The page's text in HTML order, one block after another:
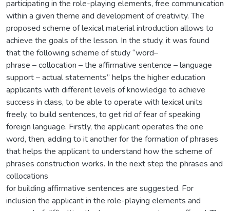
participating in the role-playing elements, free communication
within a given theme and development of creativity. The
proposed scheme of lexical material introduction allows to
achieve the goals of the lesson. In the study, it was found
that the following scheme of study “word–
phrase – collocation – the affirmative sentence – language
support – actual statements” helps the higher education
applicants with different levels of knowledge to achieve
success in class, to be able to operate with lexical units
freely, to build sentences, to get rid of fear of speaking
foreign language. Firstly, the applicant operates the one
word, then, adding to it another for the formation of phrases
that helps the applicant to understand how the scheme of
phrases construction works. In the next step the phrases and
collocations
for building affirmative sentences are suggested. For
inclusion the applicant in the role-playing elements and